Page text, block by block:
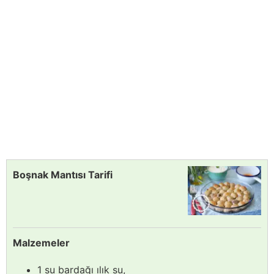
Boşnak Mantısı Tarifi
Malzemeler
1 su bardağı ılık su,